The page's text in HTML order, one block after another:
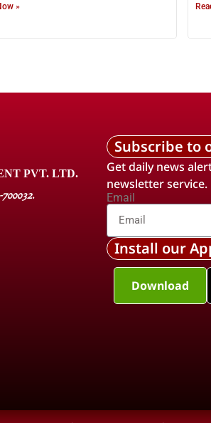
»
PVT. LTD.
Subscribe to
Get daily news
newsletter service.
Email
Install our
Download